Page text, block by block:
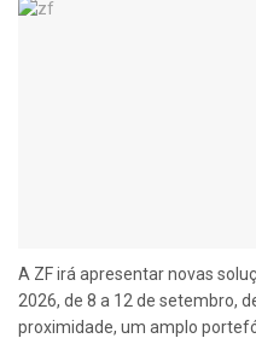
A ZF irá apresentar novas
2026, de 8 a 12 de setembro,
proximidade, um amplo